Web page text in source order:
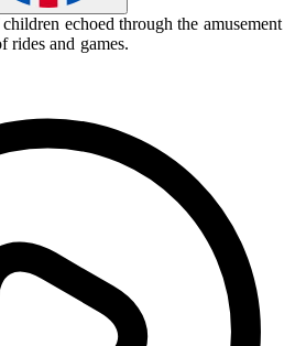
echoed through the amusement
rides and games.